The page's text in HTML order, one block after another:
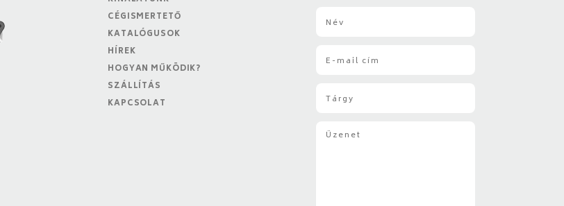
CÉGISMERTETŐ
KATALÓGUSOK
HÍREK
HOGYAN MŰKÖDIK?
SZÁLLÍTÁS
KAPCSOLAT